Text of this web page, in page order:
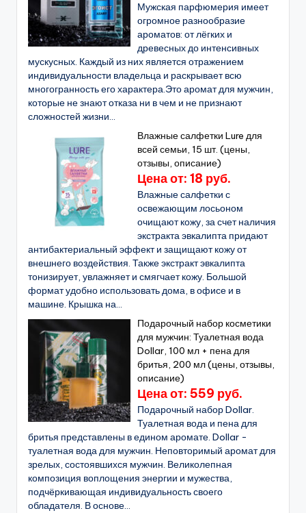
Мужская парфюмерия имеет
огромное разнообразие
ароматов: от лёгких и
древесных до интенсивных
мускусных. Каждый из них является отражением
индивидуальности владельца и раскрывает всю
многогранность его характера.Это аромат для мужчин,
которые не знают отказа ни в чем и не признают
сложностей жизни...
Влажные салфетки Lure для
всей семьи, 15 шт. (цены,
отзывы, описание)
Цена от: 18 руб.
Влажные салфетки с
освежающим лосьоном
очищают кожу, за счет наличия
экстракта эвкалипта придают
антибактериальный эффект и защищают кожу от
внешнего воздействия. Также экстракт эвкалипта
тонизирует, увлажняет и смягчает кожу. Большой
формат удобно использовать дома, в офисе и в
машине. Крышка на...
Подарочный набор косметики
для мужчин: Туалетная вода
Dollar, 100 мл + пена для
бритья, 200 мл (цены, отзывы,
описание)
Цена от: 559 руб.
Подарочный набор Dollar.
Туалетная вода и пена для
бритья представлены в едином аромате. Dollar -
туалетная вода для мужчин. Неповторимый аромат для
зрелых, состоявшихся мужчин. Великолепная
композиция воплощения энергии и мужества,
подчёркивающая индивидуальность своего
обладателя. В основе...